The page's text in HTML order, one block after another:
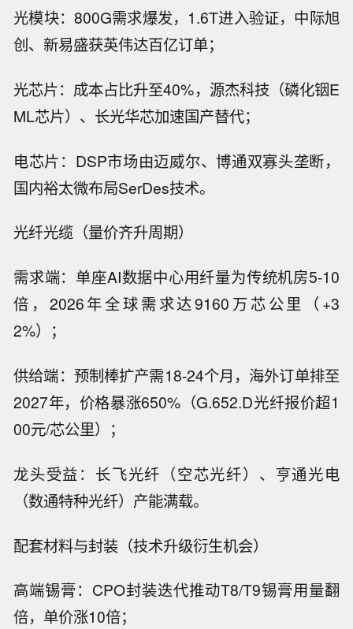
光模块：800G需求爆发，1.6T进入验证，中际旭
创、新易盛获英伟达百亿订单；
光芯片：成本占比升至40%，源杰科技（磷化铟E
ML芯片）、长光华芯加速国产替代；
电芯片：DSP市场由迈威尔、博通双寡头垄断，
国内裕太微布局SerDes技术。
光纤光缆（量价齐升周期）
需求端：单座AI数据中心用纤量为传统机房5-10
倍，2026年全球需求达9160万芯公里（+3
2%）；
供给端：预制棒扩产需18-24个月，海外订单排至
2027年，价格暴涨650%（G.652.D光纤报价超1
00元/芯公里）；
龙头受益：长飞光纤（空芯光纤）、亨通光电
（数通特种光纤）产能满载。
配套材料与封装（技术升级衍生机会）
高端锡膏：CPO封装迭代推动T8/T9锡膏用量翻
倍，单价涨10倍；